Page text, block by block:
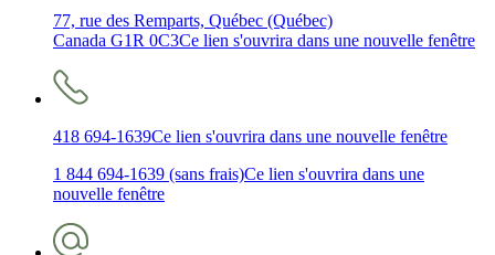
77, rue des Remparts, Québec (Québec)
Canada G1R 0C3Ce lien s'ouvrira dans une nouvelle fenêtre
418 694-1639Ce lien s'ouvrira dans une nouvelle fenêtre
1 844 694-1639 (sans frais)Ce lien s'ouvrira dans une
nouvelle fenêtre